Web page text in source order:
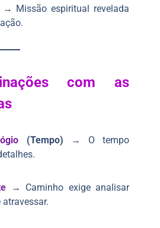
→ Missão espiritual revelada
com as
(Tempo) → O tempo
→ Caminho exige analisar
atravessar.